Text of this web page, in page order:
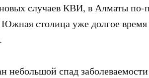
случаев КВИ, в Алматы
столица уже долгое
спад заболеваемости